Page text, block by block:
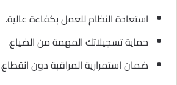
استعادة النظام للعمل بكفاءة عالية.
حماية تسجيلاتك المهمة من الضياع.
ضمان استمرارية المراقبة دون انقطاع.